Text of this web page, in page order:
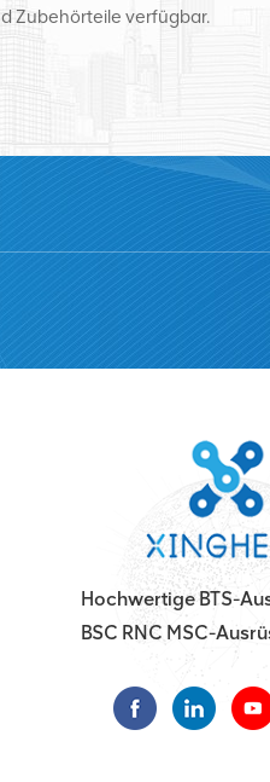
mit
Wir werden unseren
Dienstleistungen,
Zubehörteile verfügbar.
Hochwertige BTS-
BSC RNC MSC-